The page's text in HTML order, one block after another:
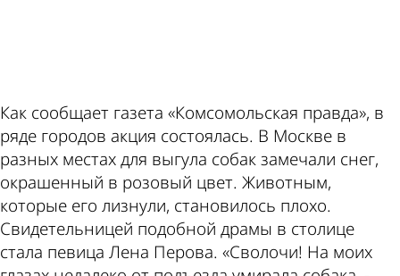
Как сообщает газета «Комсомольская правда», в
ряде городов акция состоялась. В Москве в
разных местах для выгула собак замечали снег,
окрашенный в розовый цвет. Животным,
которые его лизнули, становилось плохо.
Свидетельницей подобной драмы в столице
стала певица Лена Перова. «Сволочи! На моих